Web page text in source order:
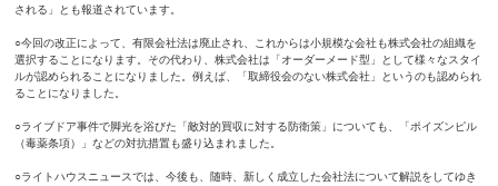
される」とも報道されています。
○今回の改正によって、有限会社法は廃止され、これからは小規模な会社も株式会社の組織を
選択することになります。その代わり、株式会社は「オーダーメード型」として様々なスタイ
ルが認められることになりました。例えば、「取締役会のない株式会社」というのも認められ
ることになりました。
○ライブドア事件で脚光を浴びた「敵対的買収に対する防衛策」についても、「ポイズンピル
（毒薬条項）」などの対抗措置も盛り込まれました。
○ライトハウスニュースでは、今後も、随時、新しく成立した会社法について解説をしてゆき